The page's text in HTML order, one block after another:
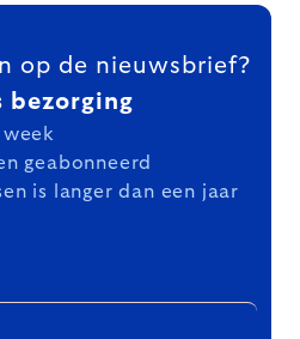
op de nieuwsbrief?
bezorging
geabonneerd
is langer dan een jaar